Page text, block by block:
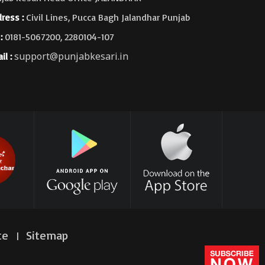
:Civil Lines, Pucca Bagh Jalandhar Punjab
0181-5067200, 2280104-107
: support@punjabkesari.in
| Sitemap